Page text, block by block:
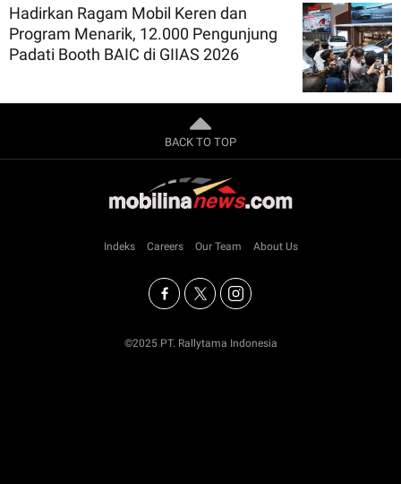
Hadirkan Ragam Mobil Keren dan
Program Menarik, 12.000 Pengunjung
Padati Booth BAIC di GIIAS 2026
BACK TO TOP
Indeks Careers Our Team About Us
©2025 PT. Rallytama Indonesia